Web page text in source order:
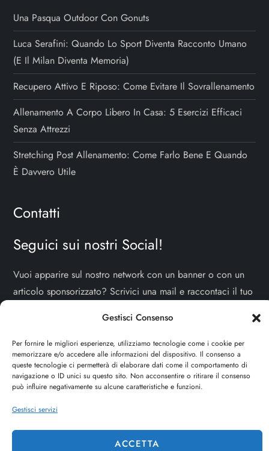
Gestisci Consenso
Per fornire le migliori esperienze, utilizziamo tecnologie come i cookie per
memorizzare e/o accedere alle informazioni del dispositivo. Il consenso a
queste tecnologie ci permetterà di elaborare dati come il comportamento di
navigazione o ID unici su questo sito. Non acconsentire o ritirare il consenso
può influire negativamente su alcune caratteristiche e funzioni.
Gestisci servizi
ACCETTA
Una Pasqua Outdoor Con Gonuts
Luca Serafini: Quando Lo Sport Diventa Racconto Umano
(e Il Milan Diventa Memoria)
Recupero Attivo E Riposo: Come Evitare Il Sovrallenamento
Allenamento A Corpo Libero In Casa: 5 Esercizi Efficaci
Senza Attrezzi
Stretching Post Allenamento: Come Farlo Bene E Quando
È Davvero Utile
Contatti
Seguici sui nostri Social!
Vuoi apparire sul nostro network con un banner o con un
articolo sponsorizzato? Scrivici una mail e raccontaci il tuo
info e contatti: staff@dojoblog.it
dojouomo.it è un progetto facente parte del network
dojoblog.it di proprietà dellaReadMore ADVcon sede
IT13402731007